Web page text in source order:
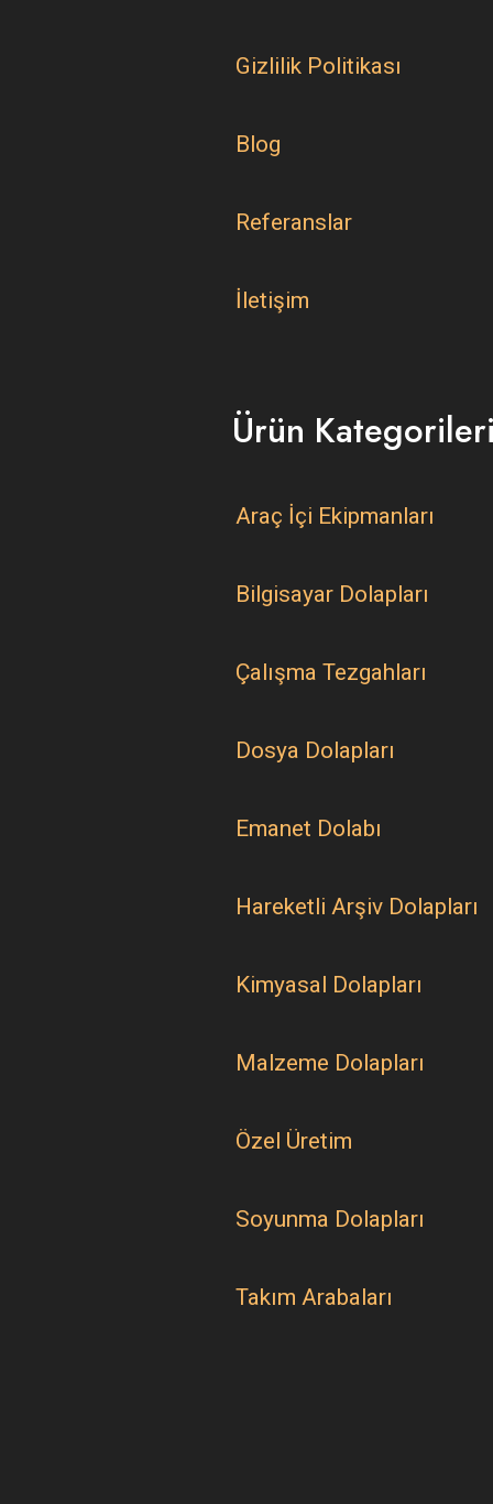
Gizlilik Politikası
Blog
Referanslar
İletişim
Ürün
Araç İçi Ekipmanları
Bilgisayar Dolapları
Çalışma Tezgahları
Dosya Dolapları
Emanet Dolabı
Hareketli Arşiv Dolapları
Kimyasal Dolapları
Malzeme Dolapları
Özel Üretim
Soyunma Dolapları
Takım Arabaları